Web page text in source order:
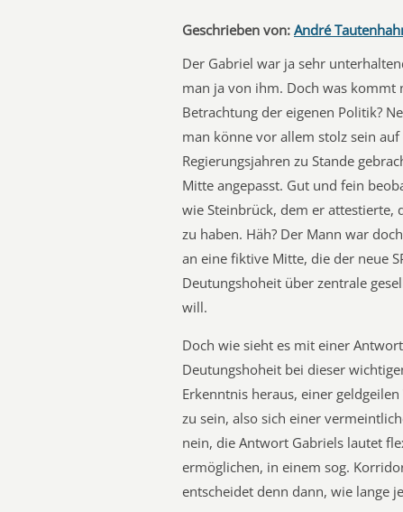
Geschrieben von: André
Der Gabriel war ja sehr
man ja von ihm. Doch was kommt
Betrachtung der eigenen Politik?
man könne vor allem stolz sein
Regierungsjahren zu Stande
Mitte angepasst. Gut und fein
wie Steinbrück, dem er attestierte,
zu haben. Häh? Der Mann war
an eine fiktive Mitte, die der neue
Deutungshoheit über zentrale
will.
Doch wie sieht es mit einer
Deutungshoheit bei dieser
Erkenntnis heraus, einer
zu sein, also sich einer
nein, die Antwort Gabriels lautet
ermöglichen, in einem sog.
entscheidet denn dann, wie lange